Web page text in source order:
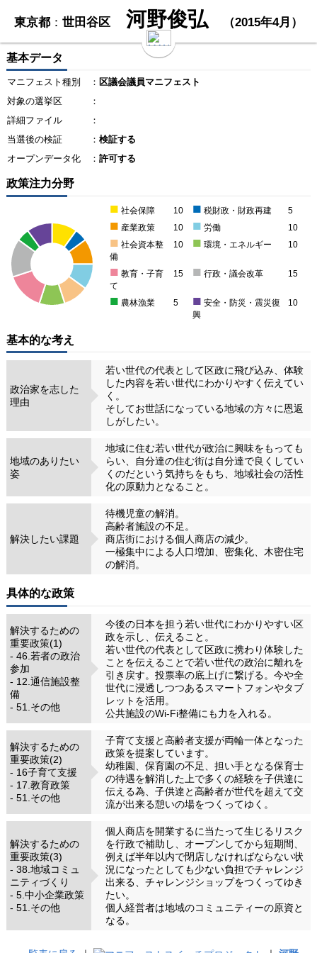
東京都： 世田谷区 河野俊弘 （2015年4月）
基本データ
マニフェスト種別 ： 区議会議員マニフェスト
対象の選挙区
：
詳細ファイル
：
当選後の検証
： 検証する
オープンデータ化
： 許可する
政策注力分野
■ 社会保障 10 ■ 税財政・財政再建 5
■ 産業政策 10 ■ 労働 10
■ 社会資本整
備
10 ■ 環境・エネルギー 10
■ 教育・子育
て
15 ■ 行政・議会改革 15
■ 農林漁業 5 ■ 安全・防災・震災復
興
10
基本的な考え
政治家を志した
理由
若い世代の代表として区政に飛び込み、体験
した内容を若い世代にわかりやすく伝えてい
く。
そしてお世話になっている地域の方々に恩返
しがしたい。
地域のありたい
姿
地域に住む若い世代が政治に興味をもっても
らい、自分達の住む街は自分達で良くしてい
くのだという気持ちをもち、地域社会の活性
化の原動力となること。
解決したい課題
待機児童の解消。
高齢者施設の不足。
商店街における個人商店の減少。
一極集中による人口増加、密集化、木密住宅
の解消。
具体的な政策
解決するための
重要政策(1)
- 46.若者の政治
参加
- 12.通信施設整
備
- 51.その他
今後の日本を担う若い世代にわかりやすい区
政を示し、伝えること。
若い世代の代表として区政に携わり体験した
ことを伝えることで若い世代の政治に離れを
引き戻す。投票率の底上げに繋げる。今や全
世代に浸透しつつあるスマートフォンやタブ
レットを活用。
公共施設のWi-Fi整備にも力を入れる。
解決するための
重要政策(2)
- 16子育て支援
- 17.教育政策
- 51.その他
子育て支援と高齢者支援が両輪一体となった
政策を提案しています。
幼稚園、保育園の不足、担い手となる保育士
の待遇を解消した上で多くの経験を子供達に
伝える為、子供達と高齢者が世代を超えて交
流が出来る憩いの場をつくってゆく。
解決するための
重要政策(3)
- 38.地域コミュ
ニティづくり
- 5.中小企業政策
- 51.その他
個人商店を開業するに当たって生じるリスク
を行政で補助し、オープンしてから短期間、
例えば半年以内で閉店しなければならない状
況になったとしても少ない負担でチャレンジ
出来る、チャレンジショップをつくってゆき
たい。
個人経営者は地域のコミュニティーの原資と
なる。